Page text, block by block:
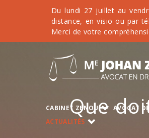
Du lundi 27 juillet au
distance, en visio ou par
Merci de votre
CABINET ZENOU AVOCAT
ACTUALITÉS
Que